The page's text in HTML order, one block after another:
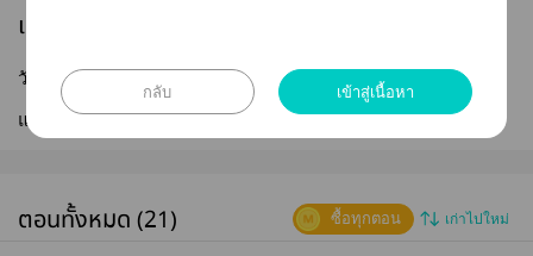
เผยแพร่
วันที่เผยแพร่ :
แก้ไขล่าสุด :17 ม.ค. 2569
ตอนทั้งหมด (21) เก่าไปใหม่
ซื้อทุกตอน
กลับ เข้าสู่เนื้อหา